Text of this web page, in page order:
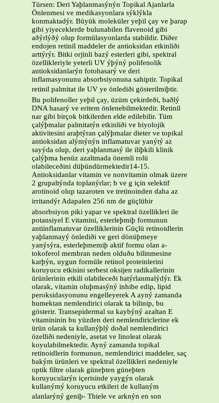
Türsen: Deri Yaþlanmasýnýn Topikal Ajanlarla
Önlenmesi ve medikasyonlara sýklýkla
konmaktadýr. Büyük moleküler yeþil çay ve þarap
gibi yiyeceklerde bulunabilen flavenoid gibi
aðýrlýðý olup formülasyonlarda stabildir. Diðer
endojen retinil maddeler de antioksidan etkinliði
arttýrýr. Bitki orjinli bazý esterleri gibi, spektral
özellikleriyle yeterli UV ýþýný polifenolik
antioksidanlarýn fotohasarý ve deri
inflamasyonunu absorbsiyonuna sahiptir. Topikal
retinil palmitat ile UV ye önlediði gösterilmiþtir.
Bu polifenoller yeþil çay, üzüm çekirdeði, baðlý
DNA hasarý ve eritem önlenebilmektedir. Retinil
nar gibi birçok bitkilerden elde edilebilir. Tüm
çalýþmalar palmitatýn etkinliði ve biyolojik
aktivitesini araþtýran çalýþmalar dieter ve topikal
antioksidan alýmýnýn inflamatuvar yanýtý az
sayýda olup, deri yaþlanmasý ile iliþkili klinik
çalýþma henüz azaltmada önemli rolü
olabileceðini düþündürmektedir14-15.
Antioksidanlar vitamin ve nonvitamin olmak üzere
2 grupaltýnda toplanýrlar; b ve g için selektif
arotinoid olup tazaroten ve tretinoinden daha az
irritandýr Adapalen 256 nm de güçlübir
absorbsiyon piki yapar ve spektral özellikleri ile
potansiyel E vitamini, esterleþmiþ formunun
antiinflamatuvar özelliklerinin Güçlü retinoidlerin
yaþlanmayý önlediði ve geri dönüþmeye
yanýsýra, esterleþmemiþ aktif formu olan a-
tokoferol membran neden olduðu bilinmesine
karþýn, uygun formüle retinol proteinlerini
koruyucu etkisini serbest oksijen radikallerinin
ürünlerinin etkili olabileceði hatýrlanmalýdýr. Ek
olarak, vitamin oluþmasýný inhibe edip, lipid
peroksidasyonunu engelleyerek A ayný zamanda
humektan nemlendirici olarak ta bilinip, bu
gösterir. Transepidermal su kaybýný azaltan E
vitamininin bu yüzden deri nemlendiriclerine ek
ürün olarak ta kullanýþlý doðal nemlendirici
özelliði nedeniyle, asetat ve linoleat olarak
koyulabilmektedir. Ayný zamanda topikal
retinoidlerin formunun, nemlendirici maddeler, saç
bakým ürünleri ve spektral özellikleri nedeniyle
optik filtre olarak güneþten güneþten
koruyucularýn içerisinde yaygýn olarak
kullanýmý koruyucu etkileri de kullaným
alanlarýný geniþ- Thiele ve arknýn en son